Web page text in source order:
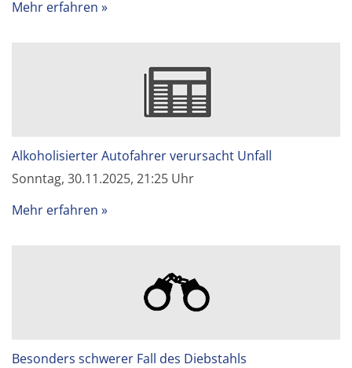
Mehr erfahren
Alkoholisierter Autofahrer verursacht Unfall
Sonntag, 30.11.2025, 21:25 Uhr
Mehr erfahren
Besonders schwerer Fall des Diebstahls